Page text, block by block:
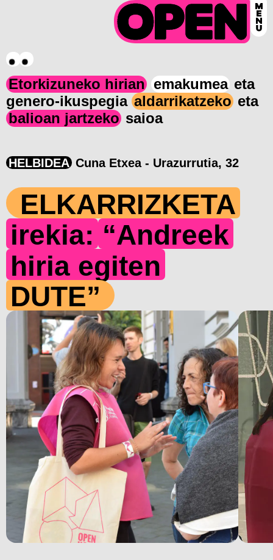
Etorkizuneko hirian emakumea eta
genero-ikuspegia aldarrikatzeko eta
balioan jartzeko saioa
HELBIDEA Cuna Etxea - Urazurrutia, 32
ELKARRIZKETA
irekia: “Andreek
hiria egiten
DUTE”